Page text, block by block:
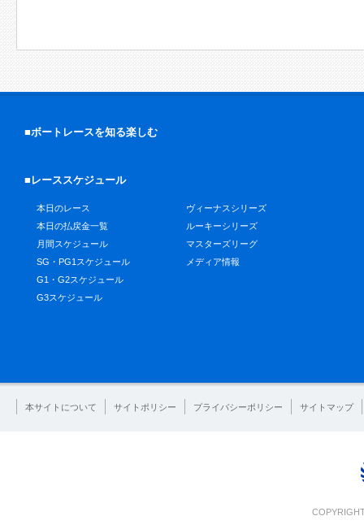
■ボートレースを知る楽しむ
■レーススケジュール
本日のレース
本日の払戻金一覧
月間スケジュール
SG・PG1スケジュール
G1・G2スケジュール
G3スケジュール
ヴィーナスシリーズ
ルーキーシリーズ
マスターズリーグ
メディア情報
本サイトについて サイトポリシー プライバシーポリシー サイトマップ